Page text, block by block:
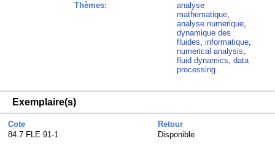
Thèmes:
analyse
mathematique,
analyse numerique,
dynamique des
fluides,informatique,
numerical analysis,
fluid dynamics,data
processing
Exemplaire(s)
Cote
Retour
84.7 FLE 91-1
Disponible